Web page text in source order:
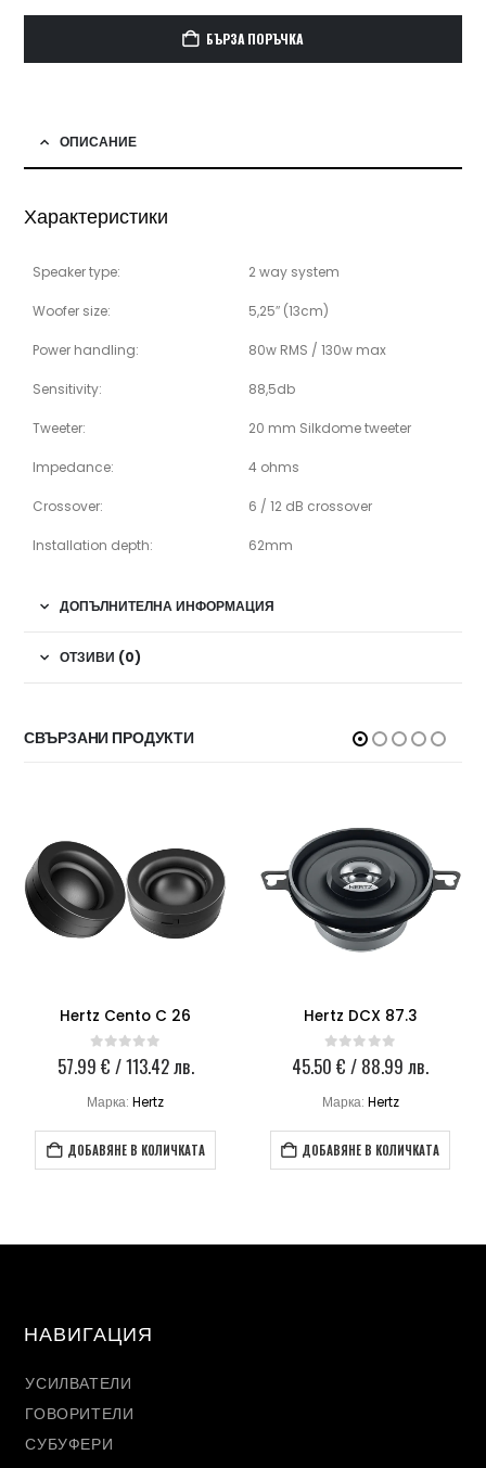
БЪРЗА ПОРЪЧКА
ОПИСАНИЕ
Характеристики
Speaker type: 2 way system
Woofer size: 5,25″ (13cm)
Power handling: 80w RMS / 130w max
Sensitivity: 88,5db
Tweeter: 20 mm Silkdome tweeter
Impedance: 4 ohms
Crossover: 6 / 12 dB crossover
Installation depth: 62mm
ДОПЪЛНИТЕЛНА ИНФОРМАЦИЯ
ОТЗИВИ (0)
СВЪРЗАНИ ПРОДУКТИ
Hertz Cento C 26
0 out of 5
57.99 € / 113.42 лв.
Марка:Hertz
ДОБАВЯНЕ В КОЛИЧКАТА
Hertz DCX 87.3
0 out of 5
45.50€ / 88.99 лв.
Марка: Hertz
ДОБАВЯНЕ В КОЛИЧКАТА
НАВИГАЦИЯ
УСИЛВАТЕЛИ
ГОВОРИТЕЛИ
СУБУФЕРИ